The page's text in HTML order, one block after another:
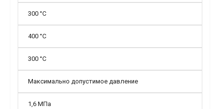
300 °С
400 °С
300 °С
Максимально допустимое давление
1,6 МПа